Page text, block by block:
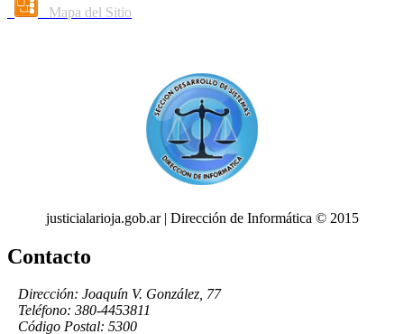
Mapa del Sitio
justicialarioja.gob.ar | Dirección de Informática © 2015
Contacto
Dirección: Joaquín V. González, 77
Teléfono: 380-4453811
Código Postal: 5300